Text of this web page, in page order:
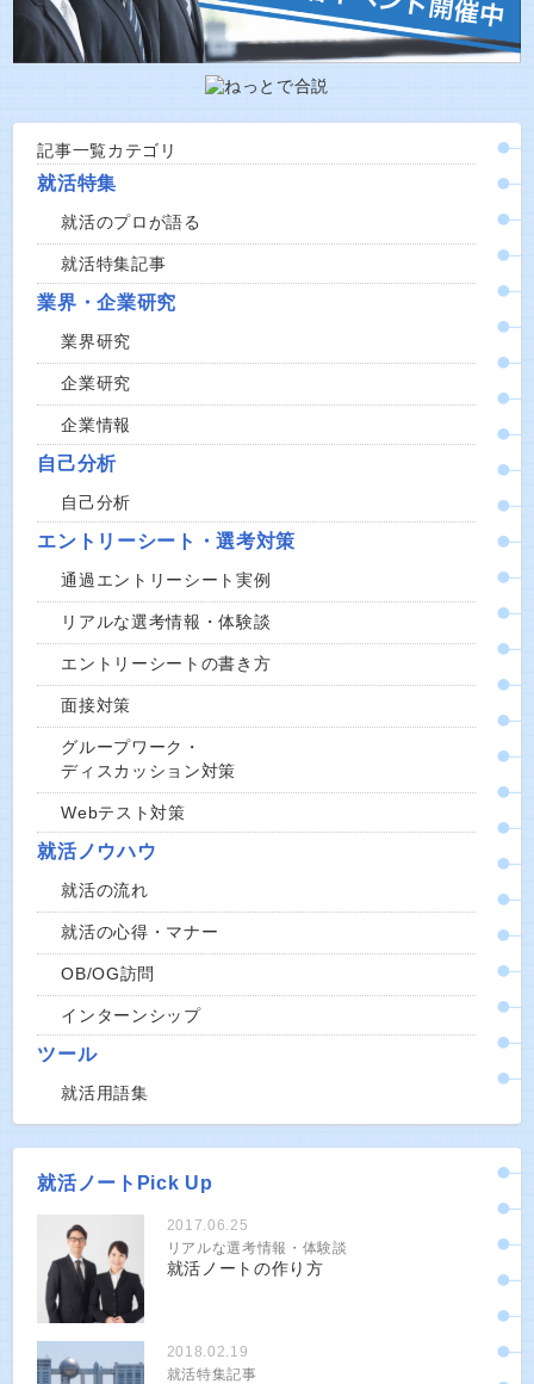
記事一覧カテゴリ
就活特集
就活のプロが語る
就活特集記事
業界・企業研究
業界研究
企業研究
企業情報
自己分析
自己分析
エントリーシート・選考対策
通過エントリーシート実例
リアルな選考情報・体験談
エントリーシートの書き方
面接対策
グループワーク・
ディスカッション対策
Webテスト対策
就活ノウハウ
就活の流れ
就活の心得・マナー
OB/OG訪問
インターンシップ
ツール
就活用語集
就活ノートPick Up
2017.06.25
リアルな選考情報・体験談
就活ノートの作り方
2018.02.19
就活特集記事